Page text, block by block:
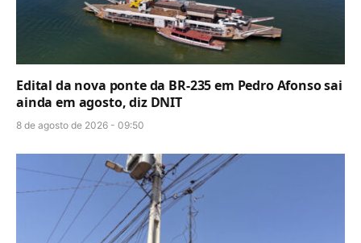
Edital da nova ponte da BR-235 em Pedro Afonso sai
ainda em agosto, diz DNIT
8 de agosto de 2026 - 09:50